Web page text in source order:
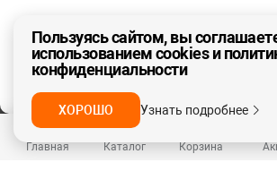
Главная Каталог Корзина
ДА, ВЕРНО
Пользуясь сайтом, вы
использованием cookies и
конфиденциальности
ХОРОШО Узнать подробнее